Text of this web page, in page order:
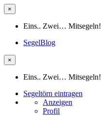
×
Eins.. Zwei… Mitsegeln!
SegelBlog
×
Eins.. Zwei… Mitsegeln!
Segeltörn eintragen
Anzeigen
Profil